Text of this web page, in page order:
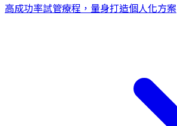
高成功率試管療程，量身打造個人化方案